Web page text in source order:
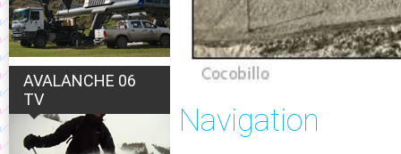
AVALANCHE 06
TV
Navigation